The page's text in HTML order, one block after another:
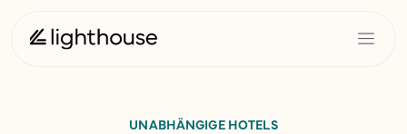
UNABHÄNGIGE HOTELS